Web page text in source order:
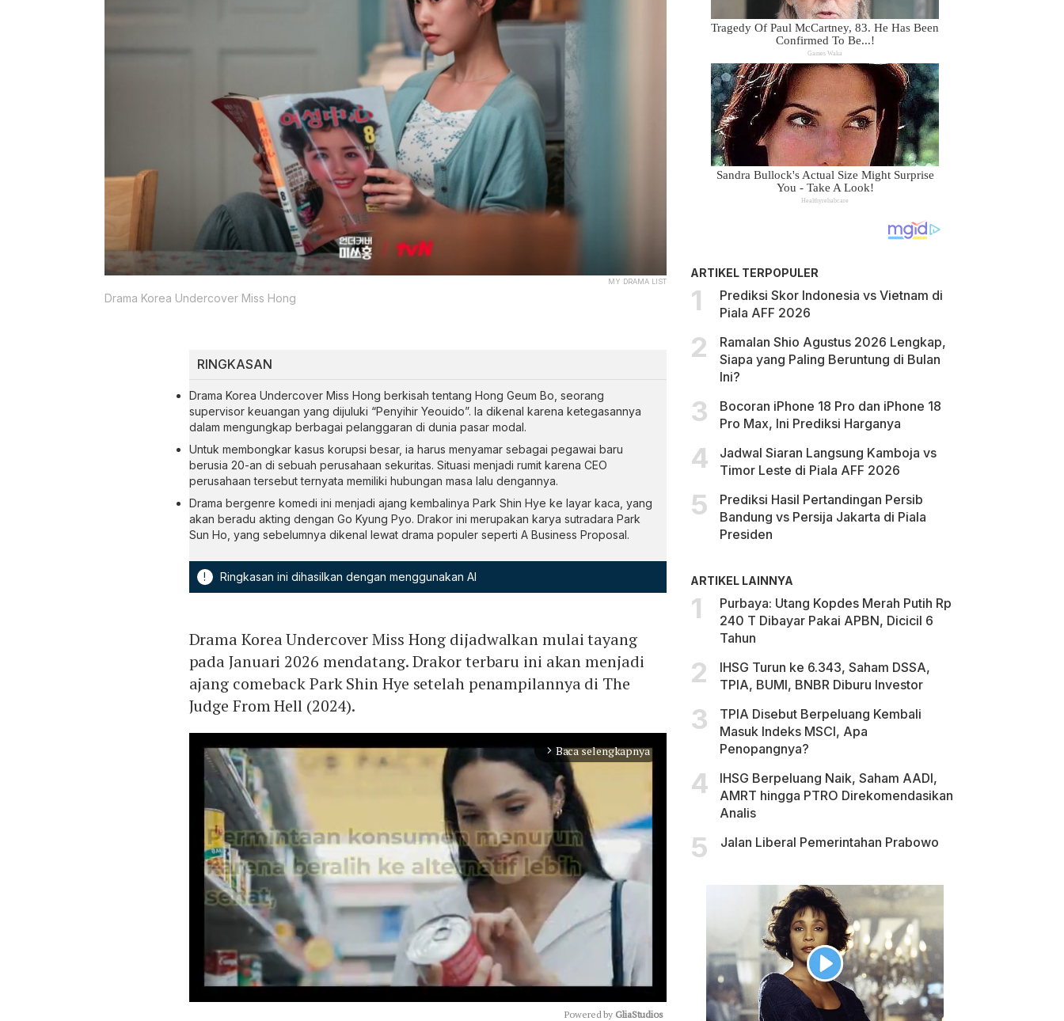
MY DRAMA LIST
Drama Korea Undercover Miss Hong
RINGKASAN
Drama Korea Undercover Miss Hong berkisah tentang Hong Geum Bo, seorang
supervisor keuangan yang dijuluki “Penyihir Yeouido”. Ia dikenal karena ketegasannya
dalam mengungkap berbagai pelanggaran di dunia pasar modal.
Untuk membongkar kasus korupsi besar, ia harus menyamar sebagai pegawai baru
berusia 20-an di sebuah perusahaan sekuritas. Situasi menjadi rumit karena CEO
perusahaan tersebut ternyata memiliki hubungan masa lalu dengannya.
Drama bergenre komedi ini menjadi ajang kembalinya Park Shin Hye ke layar kaca, yang
akan beradu akting dengan Go Kyung Pyo. Drakor ini merupakan karya sutradara Park
Sun Ho, yang sebelumnya dikenal lewat drama populer seperti A Business Proposal.
! Ringkasan ini dihasilkan dengan menggunakan AI
Drama Korea Undercover Miss Hong dijadwalkan mulai tayang
pada Januari 2026 mendatang. Drakor terbaru ini akan menjadi
ajang comeback Park Shin Hye setelah penampilannya di The
Judge From Hell (2024).
arrow_forward_ios Baca selengkapnya
Powered by GliaStudios
ARTIKEL TERPOPULER
Prediksi Skor Indonesia vs Vietnam di
Piala AFF 2026
Ramalan Shio Agustus 2026 Lengkap,
Siapa yang Paling Beruntung di Bulan
Ini?
Bocoran iPhone 18 Pro dan iPhone 18
Pro Max, Ini Prediksi Harganya
Jadwal Siaran Langsung Kamboja vs
Timor Leste di Piala AFF 2026
Prediksi Hasil Pertandingan Persib
Bandung vs Persija Jakarta di Piala
Presiden
ARTIKEL LAINNYA
Purbaya: Utang Kopdes Merah Putih Rp
240 T Dibayar Pakai APBN, Dicicil 6
Tahun
IHSG Turun ke 6.343, Saham DSSA,
TPIA, BUMI, BNBR Diburu Investor
TPIA Disebut Berpeluang Kembali
Masuk Indeks MSCI, Apa
Penopangnya?
IHSG Berpeluang Naik, Saham AADI,
AMRT hingga PTRO Direkomendasikan
Analis
Jalan Liberal Pemerintahan Prabowo